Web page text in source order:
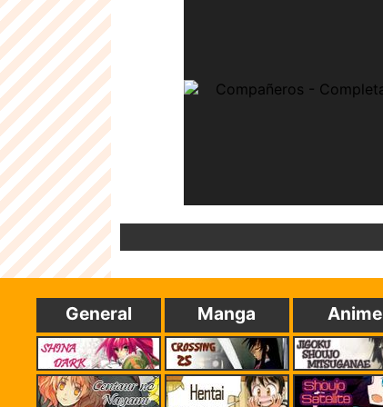
General Manga Anime